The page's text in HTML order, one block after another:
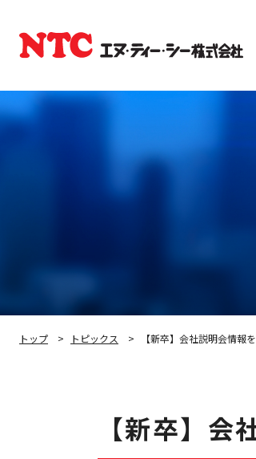
トップ トピックス 【新卒】会社説明会情報
【新卒】